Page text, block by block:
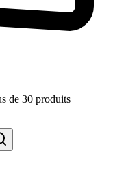
de 30 produits